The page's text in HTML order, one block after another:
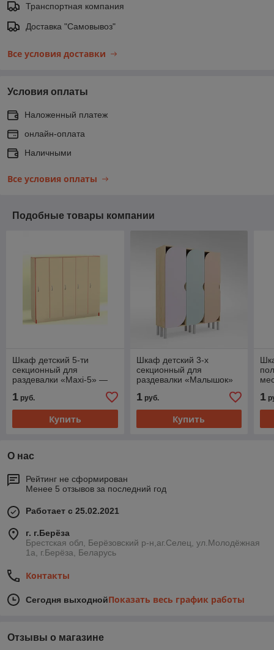
Транспортная компания
Доставка "Самовывоз"
Все условия доставки
Условия оплаты
Наложенный платеж
онлайн-оплата
Наличными
Все условия оплаты
Подобные товары компании
Шкаф детский 5-ти
секционный для
раздевалки «Maxi-5» —
для детских садов, яслей
и дома
1 руб.
Купить
Шкаф детский 3-х
секционный для
раздевалки «Малышок»
яслей и дома
1руб.
Купить
и
1
О нас
Рейтинг не сформирован
Менее 5 отзывов за последний год
Работает с 25.02.2021
г. г.Берёза
Брестская обл, Берёзовский р-н,аг.Селец, ул.Молодёжная
1а, г.Берёза, Беларусь
Контакты
Сегодня выходнойПоказать весь график работы
Отзывы о магазине